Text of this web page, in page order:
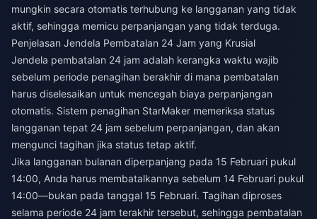
mungkin secara otomatis terhubung ke langganan yang tidak
aktif, sehingga memicu perpanjangan yang tidak terduga.
Penjelasan Jendela Pembatalan 24 Jam yang Krusial
Jendela pembatalan 24 jam adalah kerangka waktu wajib
sebelum periode penagihan berakhir di mana pembatalan
harus diselesaikan untuk mencegah biaya perpanjangan
otomatis. Sistem penagihan StarMaker memeriksa status
langganan tepat 24 jam sebelum perpanjangan, dan akan
mengunci tagihan jika status tetap aktif.
Jika langganan bulanan diperpanjang pada 15 Februari pukul
14:00, Anda harus membatalkannya sebelum 14 Februari pukul
14:00—bukan pada tanggal 15 Februari. Tagihan diproses
selama periode 24 jam terakhir tersebut, sehingga pembatalan